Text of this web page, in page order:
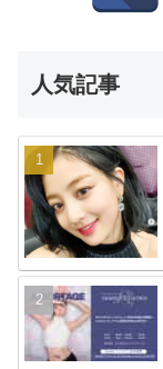
人気記事